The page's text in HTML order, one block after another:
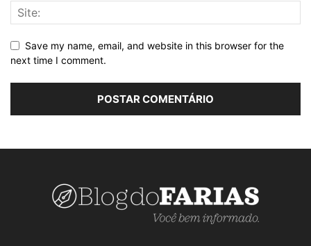
Save my name, email, and website in this browser for the
next time I comment.